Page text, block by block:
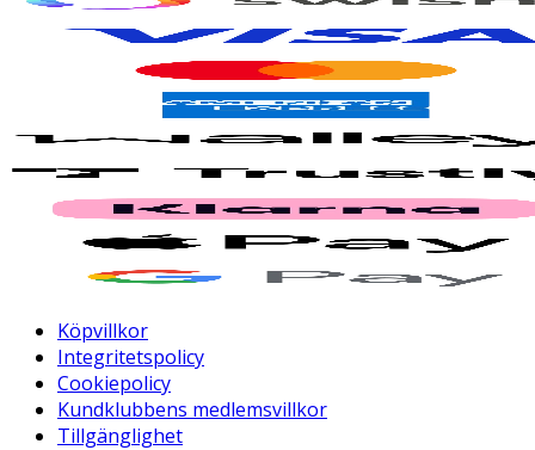
Köpvillkor
Integritetspolicy
Cookiepolicy
Kundklubbens medlemsvillkor
Tillgänglighet